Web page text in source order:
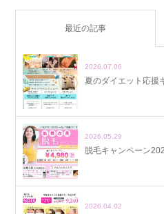
最近の記事
2026.07.06
夏のダイエット応援
2026.05.29
脱毛キャンペーン
2026.04.02